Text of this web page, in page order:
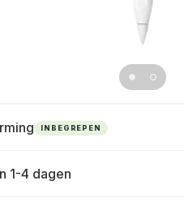
INBEGREPEN
1-4 dagen